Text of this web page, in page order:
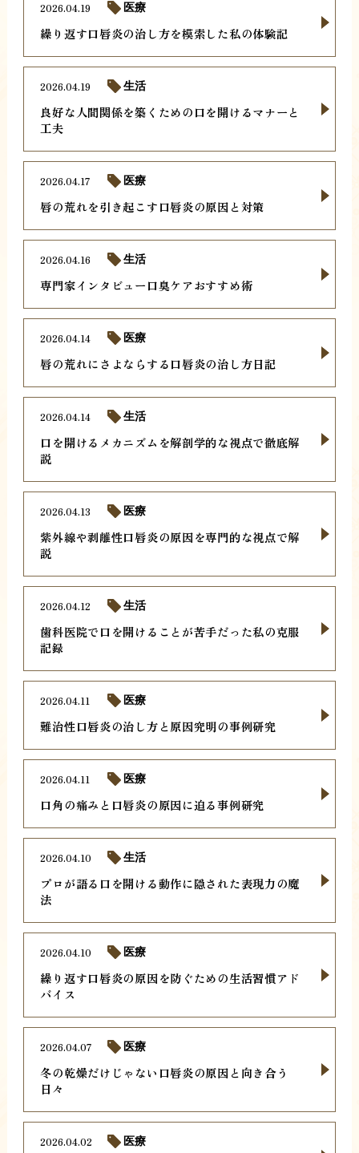
繰り返す口唇炎の治し方を模索した私の体験記
2026.04.19 医療
良好な人間関係を築くための口を開けるマナーと
工夫
2026.04.19 生活
唇の荒れを引き起こす口唇炎の原因と対策
2026.04.17 医療
専門家インタビュー口臭ケアおすすめ術
2026.04.16 生活
唇の荒れにさよならする口唇炎の治し方日記
2026.04.14 医療
口を開けるメカニズムを解剖学的な視点で徹底解
説
2026.04.14 生活
紫外線や剥離性口唇炎の原因を専門的な視点で解
説
2026.04.13 医療
歯科医院で口を開けることが苦手だった私の克服
記録
2026.04.12 生活
難治性口唇炎の治し方と原因究明の事例研究
2026.04.11 医療
口角の痛みと口唇炎の原因に迫る事例研究
2026.04.11 医療
プロが語る口を開ける動作に隠された表現力の魔
法
2026.04.10 生活
繰り返す口唇炎の原因を防ぐための生活習慣アド
バイス
2026.04.10 医療
冬の乾燥だけじゃない口唇炎の原因と向き合う
日々
2026.04.07 医療
2026.04.02 医療